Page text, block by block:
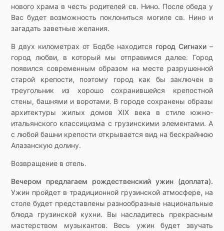
нового храма в честь родителей св. Нино. После обеда у
Вас будет возможность поклониться могиле св. Нино и
загадать заветные желания.
В двух километрах от Бодбе находится город Сигнахи –
город любви, в который мы отправимся далее. Город
появился современным образом на месте разрушенной
старой крепости, поэтому город как бы заключен в
треугольник из хорошо сохранившейся крепостной
стены, башнями и воротами. В городе сохранены образы
архитектуры жилых домов XIX века в стиле южно-
итальянского классицизма с грузинскими элементами. А
с любой башни крепости открывается вид на бескрайнюю
Алазанскую долину.
Возвращение в отель.
Вечером предлагаем рождественский ужин (доплата).
Ужин пройдет в традиционной грузинской атмосфере, на
столе будет представлены разнообразные национальные
блюда грузинской кухни. Вы насладитесь прекрасным
мастерством музыкантов. Весь ужин будет звучать